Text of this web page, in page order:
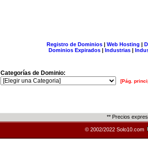
Registro de Dominios| Web Hosting |
Dominios Expirados | Industrias |
Categorías de Dominio:
[Pág.
** Precios
© 2002/2022 Solo10.com